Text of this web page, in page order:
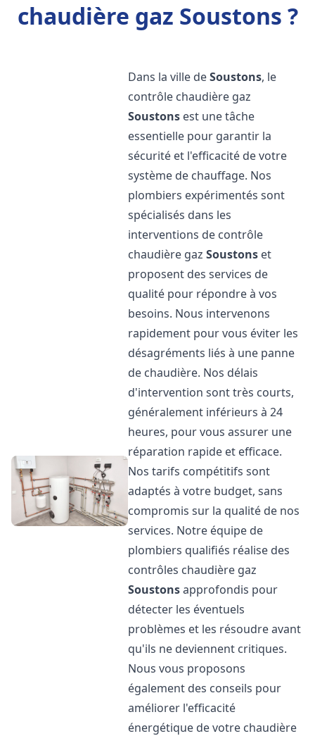
chaudière gaz Soustons ?
Dans la ville deSoustons, le
contrôle chaudière gaz
Soustons est une tâche
essentielle pour garantir la
sécurité et l'efficacité de votre
système de chauffage. Nos
plombiers expérimentés sont
spécialisés dans les
interventions de contrôle
chaudière gazSoustons et
proposent des services de
qualité pour répondre à vos
besoins. Nous intervenons
rapidement pour vous éviter les
désagréments liés à une panne
de chaudière. Nos délais
d'intervention sont très courts,
généralement inférieurs à 24
heures, pour vous assurer une
réparation rapide et efficace.
Nos tarifs compétitifs sont
adaptés à votre budget, sans
compromis sur la qualité de nos
services. Notre équipe de
plombiers qualifiés réalise des
contrôles chaudière gaz
Soustonsapprofondis pour
détecter les éventuels
problèmes et les résoudre avant
qu'ils ne deviennent critiques.
Nous vous proposons
également des conseils pour
améliorer l'efficacité
énergétique de votre chaudière